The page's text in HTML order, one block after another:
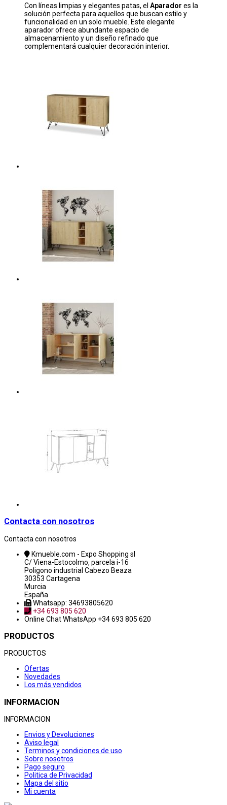
Con líneas limpias y elegantes patas, el Aparador es la
solución perfecta para aquellos que buscan estilo y
funcionalidad en un solo mueble. Este elegante
aparador ofrece abundante espacio de
almacenamiento y un diseño refinado que
complementará cualquier decoración interior.
Contacta con nosotros
Contacta con nosotros
Kmueble.com - Expo Shopping sl
C/ Viena-Estocolmo, parcela i-16
Poligono industrial Cabezo Beaza
30353 Cartagena
Murcia
España
Whatsapp: 34693805620
+34 693 805 620
Online ChatWhatsApp +34 693 805 620
PRODUCTOS
PRODUCTOS
Ofertas
Novedades
Los más vendidos
INFORMACION
INFORMACION
Envios y Devoluciones
Aviso legal
Terminos y condiciones de uso
Sobre nosotros
Pago seguro
Politica de Privacidad
Mapa del sitio
Mi cuenta